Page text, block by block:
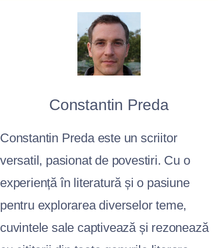
Constantin Preda
Constantin Preda este un scriitor
versatil, pasionat de povestiri. Cu o
experiență în literatură și o pasiune
pentru explorarea diverselor teme,
cuvintele sale captivează și rezonează